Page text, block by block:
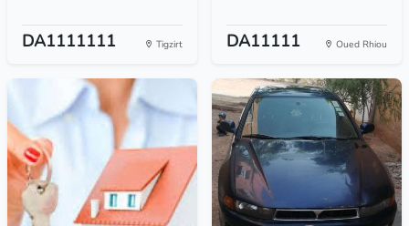
DA1111111 Tigzirt DA11111 Oued Rhiou